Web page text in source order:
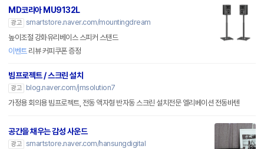
MD코리아 MU9132L
광고 smartstore.naver.com/mountingdream
높이조절 강화유리베이스 스피커 스탠드
이벤트리뷰 커피쿠폰 증정
빔프로젝트 / 스크린 설치
광고
blog.naver.com/jmsolution7
가정용 회의용 빔프로젝트, 전동 액자형 반자동 스크린 설치전문 엘리베이션 전동바텐
공간을 채우는 감성 사운드
광고 smartstore.naver.com/hansungdigital